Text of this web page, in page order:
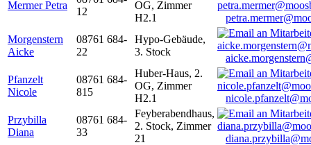
Mermer Petra
12
OG, Zimmer
H2.1
Morgenstern
Aicke
08761 684-
22
Hypo-Gebäude,
3. Stock
Pfanzelt
Nicole
08761 684-
815
Huber-Haus, 2.
OG, Zimmer
H2.1
Przybilla
Diana
08761 684-
33
Feyberabendhaus,
2. Stock, Zimmer
21